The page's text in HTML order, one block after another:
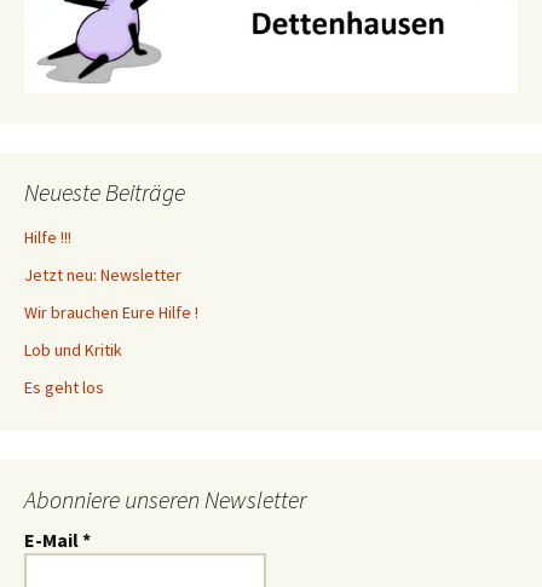
Neueste Beiträge
Hilfe !!!
Jetzt neu: Newsletter
Wir brauchen Eure Hilfe !
Lob und Kritik
Es geht los
Abonniere unseren Newsletter
E-Mail*